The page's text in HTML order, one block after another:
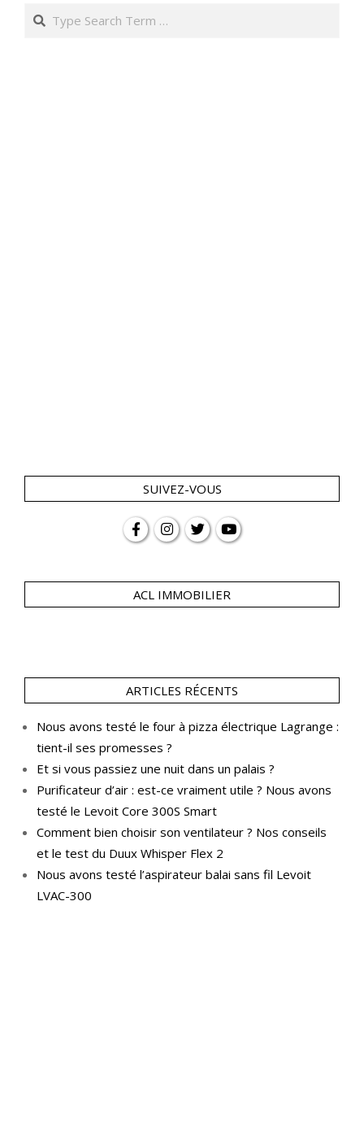
Search
SUIVEZ-VOUS
ACL IMMOBILIER
ARTICLES RÉCENTS
Nous avons testé le four à pizza électrique Lagrange :
tient-il ses promesses ?
Et si vous passiez une nuit dans un palais ?
Purificateur d’air : est-ce vraiment utile ? Nous avons
testé le Levoit Core 300S Smart
Comment bien choisir son ventilateur ? Nos conseils
et le test du Duux Whisper Flex 2
Nous avons testé l’aspirateur balai sans fil Levoit
LVAC-300